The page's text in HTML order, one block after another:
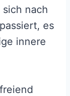
nach
es
innere